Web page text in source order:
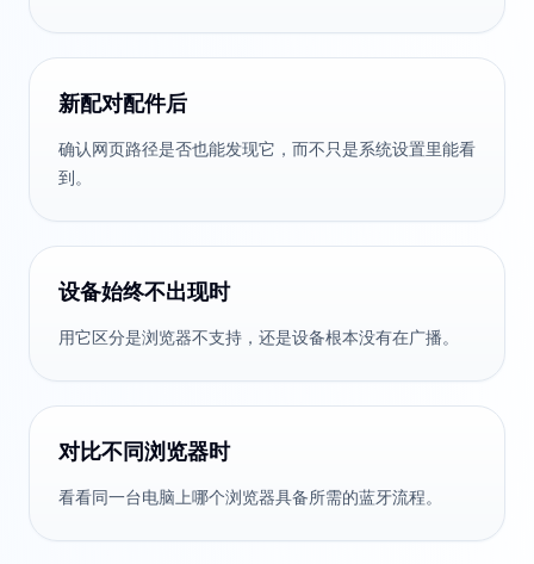
新配对配件后
确认网页路径是否也能发现它，而不只是系统设置里能看
到。
设备始终不出现时
用它区分是浏览器不支持，还是设备根本没有在广播。
对比不同浏览器时
看看同一台电脑上哪个浏览器具备所需的蓝牙流程。